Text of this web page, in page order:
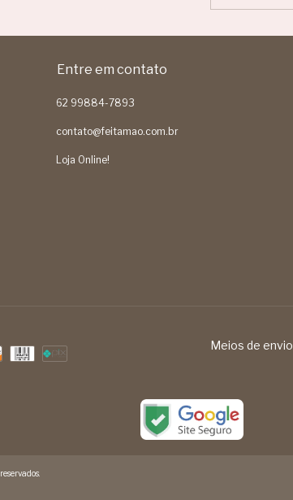
Entre em contato
62 99884-7893
contato@feitamao.com.br
Loja Online!
Meios de envio